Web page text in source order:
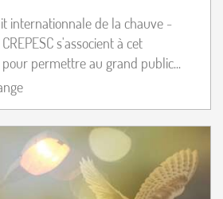
internationnale de la chauve -
s'associent à cet
permettre au grand public...